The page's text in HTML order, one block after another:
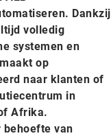
Dankzij
volledig
systemen en
op
naar klanten of
in
Afrika.
behoefte van